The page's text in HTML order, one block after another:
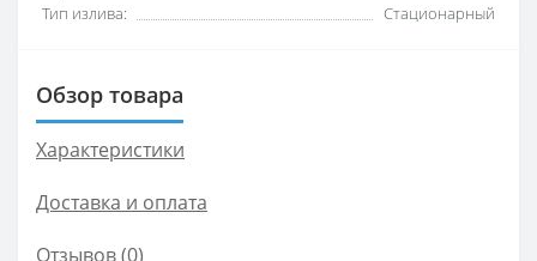
Тип излива:
Стационарный
Обзор товара
Характеристики
Доставка и оплата
Отзывов (0)